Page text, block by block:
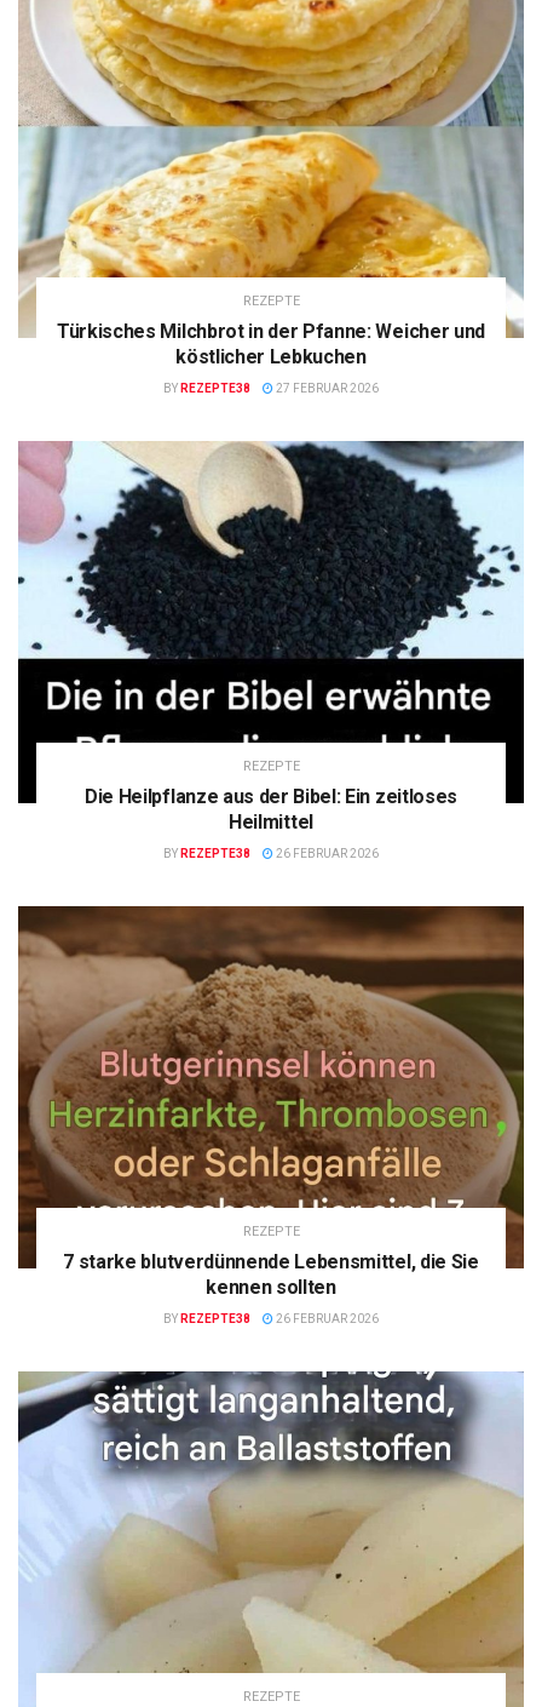
REZEPTE
Türkisches Milchbrot in der Pfanne: Weicher und
köstlicher Lebkuchen
BY REZEPTE38 27 FEBRUAR 2026
REZEPTE
Die Heilpflanze aus der Bibel: Ein zeitloses
Heilmittel
BY REZEPTE38 26 FEBRUAR 2026
REZEPTE
7 starke blutverdünnende Lebensmittel, die Sie
kennen sollten
BY REZEPTE38 26 FEBRUAR 2026
REZEPTE